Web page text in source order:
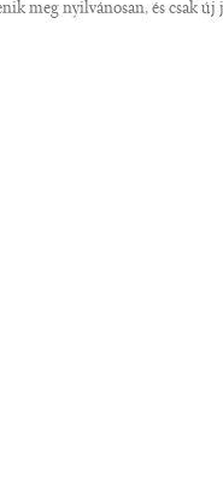
nyilvánosan, és csak új